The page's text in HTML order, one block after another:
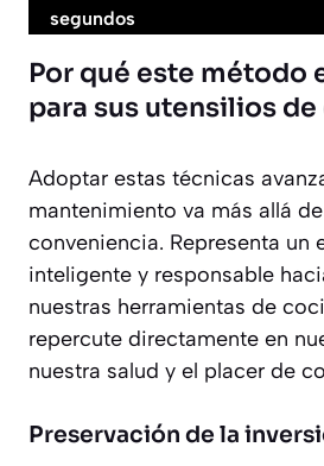
segundos
Por qué este método
para sus utensilios
Adoptar estas técnicas
mantenimiento va más allá
conveniencia. Representa un
inteligente y responsable
nuestras herramientas de
repercute directamente en
nuestra salud y el placer de
Preservación de la